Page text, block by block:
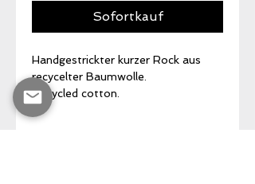
Sofortkauf
Handgestrickter kurzer Rock aus
recycelter Baumwolle.
Recycled cotton.